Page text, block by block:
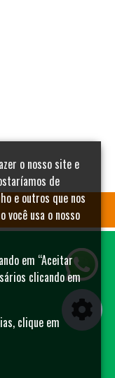
o nosso site e
de
e outros que nos
você usa o nosso
em “Aceitar
clicando em
clique em